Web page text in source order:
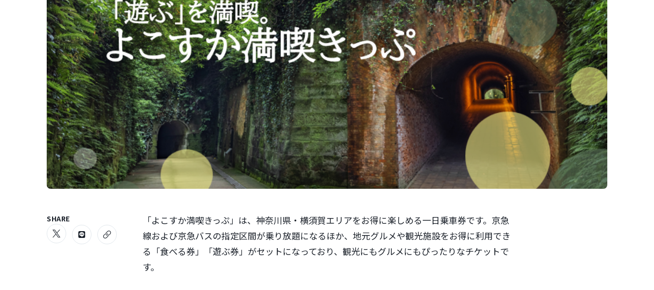
「よこすか満喫きっぷ」は、神奈川県・横須賀エリアをお得に楽しめる一日乗車券です。京急
線および京急バスの指定区間が乗り放題になるほか、地元グルメや観光施設をお得に利用でき
る「食べる券」「遊ぶ券」がセットになっており、観光にもグルメにもぴったりなチケットで
す。
SHARE